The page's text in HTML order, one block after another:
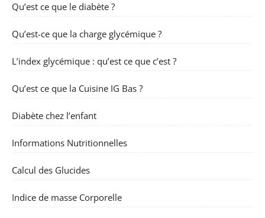
Qu’est ce que le diabète ?
Qu’est-ce que la charge glycémique ?
L’index glycémique : qu’est ce que c’est ?
Qu’est ce que la Cuisine IG Bas ?
Diabète chez l’enfant
Informations Nutritionnelles
Calcul des Glucides
Indice de masse Corporelle